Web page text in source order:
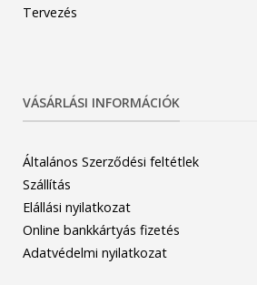
Tervezés
VÁSÁRLÁSI INFORMÁCIÓK
Általános Szerződési feltétlek
Szállítás
Elállási nyilatkozat
Online bankkártyás fizetés
Adatvédelmi nyilatkozat